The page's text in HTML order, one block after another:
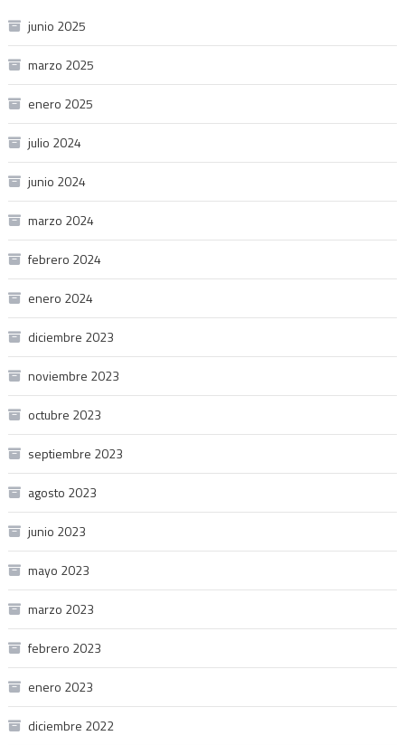
junio 2025
marzo 2025
enero 2025
julio 2024
junio 2024
marzo 2024
febrero 2024
enero 2024
diciembre 2023
noviembre 2023
octubre 2023
septiembre 2023
agosto 2023
junio 2023
mayo 2023
marzo 2023
febrero 2023
enero 2023
diciembre 2022